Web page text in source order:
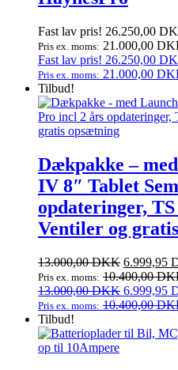
Fast lav pris! 26.250,00
Pris ex. moms: 21.000,00
Fast lav pris! 26.250,00
Pris ex. moms: 21.000,00
Tilbud!
Dækpakke –
IV 8″ Tablet
opdateringer,
Ventiler og
13.000,00DKK Den
oprindelige
pris
var:
6.999,95
Pris ex. moms: 10.400,00
13.000,00DKK Den
oprindelige
var:
6.999,95
Pris ex. moms: 10.400,00
Tilbud!